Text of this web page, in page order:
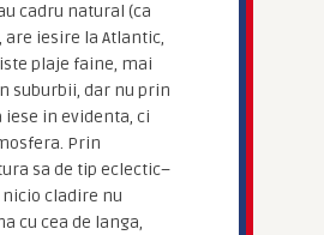
cadru natural (ca
are iesire la Atlantic,
plaje faine, mai
suburbii, dar nu prin
iese in evidenta, ci
Prin
sa de tip eclectic–
cladire nu
cu cea de langa,